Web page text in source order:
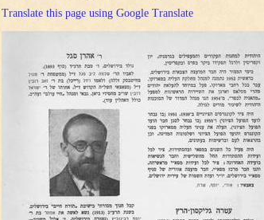
Translate this page using Google Translate